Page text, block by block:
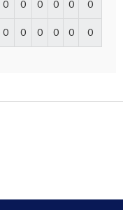
0 0 0 0 0 0
0 0 0 0 0 0